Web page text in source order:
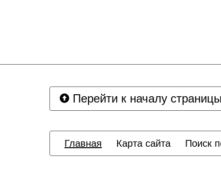
Перейти к началу страницы
Главная Карта сайта Поиск